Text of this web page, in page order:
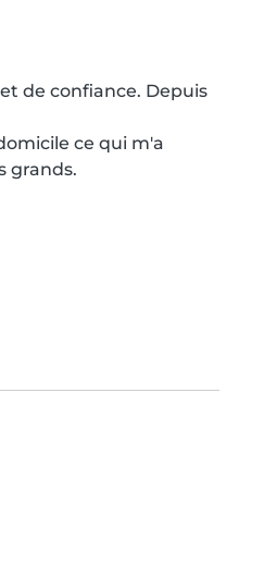
de confiance. Depuis
ce qui m'a
grands.